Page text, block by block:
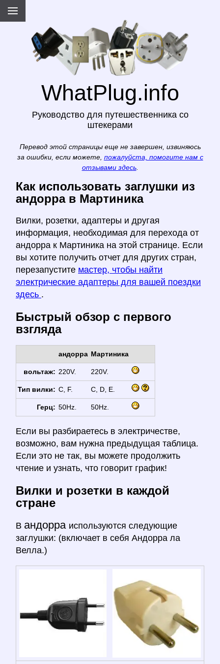
WhatPlug.info
Руководство для путешественника со
штекерами
Перевод этой страницы еще не завершен, извиняюсь
за ошибки, если можете, пожалуйста, помогите нам с
отзывами здесь.
Как использовать заглушки из
андорра в Мартиника
Вилки, розетки, адаптеры и другая
информация, необходимая для перехода от
андорра к Мартиника на этой странице. Если
вы хотите получить отчет для других стран,
перезапустите мастер, чтобы найти
электрические адаптеры для вашей поездки
здесь .
Быстрый обзор с первого
взгляда
андорра Мартиника
вольтаж: 220V. 220V.
Тип вилки: C, F. C, D, E.
Герц: 50Hz. 50Hz.
Если вы разбираетесь в электричестве,
возможно, вам нужна предыдущая таблица.
Если это не так, вы можете продолжить
чтение и узнать, что говорит график!
Вилки и розетки в каждой
стране
В андорра используются следующие
заглушки: (включает в себя Андорра ла
Велла.)